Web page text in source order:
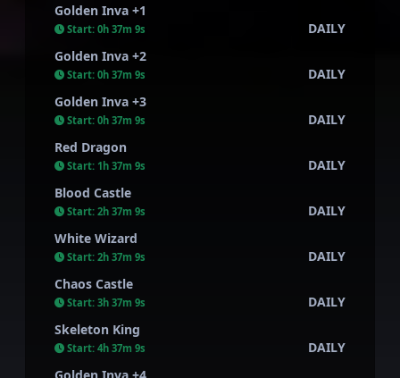
Golden Inva +1
Start: 0h 37m 8s
DAILY
Golden Inva +2
Start: 0h 37m 8s
DAILY
Golden Inva +3
Start: 0h 37m 8s
DAILY
Red Dragon
Start: 1h 37m 8s
DAILY
Blood Castle
Start: 2h 37m 8s
DAILY
White Wizard
Start: 2h 37m 8s
DAILY
Chaos Castle
Start: 3h 37m 8s
DAILY
Skeleton King
Start: 4h 37m 8s
DAILY
Golden Inva +4